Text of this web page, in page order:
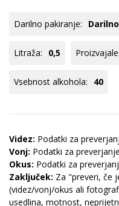
Darilno pakiranje:
Litraža: 0,5
Vsebnost alkohola: 40
Videz: Podatki za
Vonj: Podatki za
Okus: Podatki za
Zaključek: Za "preveri, če
(videz/vonj/okus ali
usedlina, motnost,